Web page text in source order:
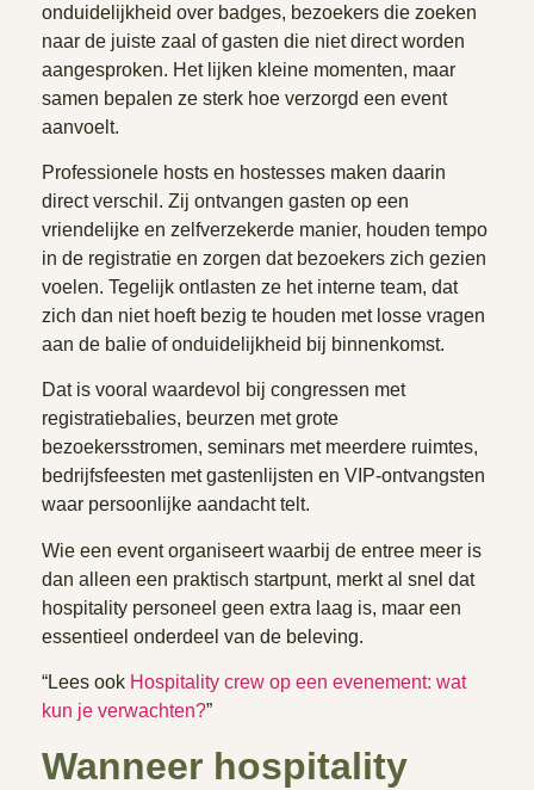
onduidelijkheid over badges, bezoekers die zoeken
naar de juiste zaal of gasten die niet direct worden
aangesproken. Het lijken kleine momenten, maar
samen bepalen ze sterk hoe verzorgd een event
aanvoelt.
Professionele hosts en hostesses maken daarin
direct verschil. Zij ontvangen gasten op een
vriendelijke en zelfverzekerde manier, houden tempo
in de registratie en zorgen dat bezoekers zich gezien
voelen. Tegelijk ontlasten ze het interne team, dat
zich dan niet hoeft bezig te houden met losse vragen
aan de balie of onduidelijkheid bij binnenkomst.
Dat is vooral waardevol bij congressen met
registratiebalies, beurzen met grote
bezoekersstromen, seminars met meerdere ruimtes,
bedrijfsfeesten met gastenlijsten en VIP-ontvangsten
waar persoonlijke aandacht telt.
Wie een event organiseert waarbij de entree meer is
dan alleen een praktisch startpunt, merkt al snel dat
hospitality personeel geen extra laag is, maar een
essentieel onderdeel van de beleving.
“Lees ook Hospitality crew op een evenement: wat
kun je verwachten?”
Wanneer hospitality